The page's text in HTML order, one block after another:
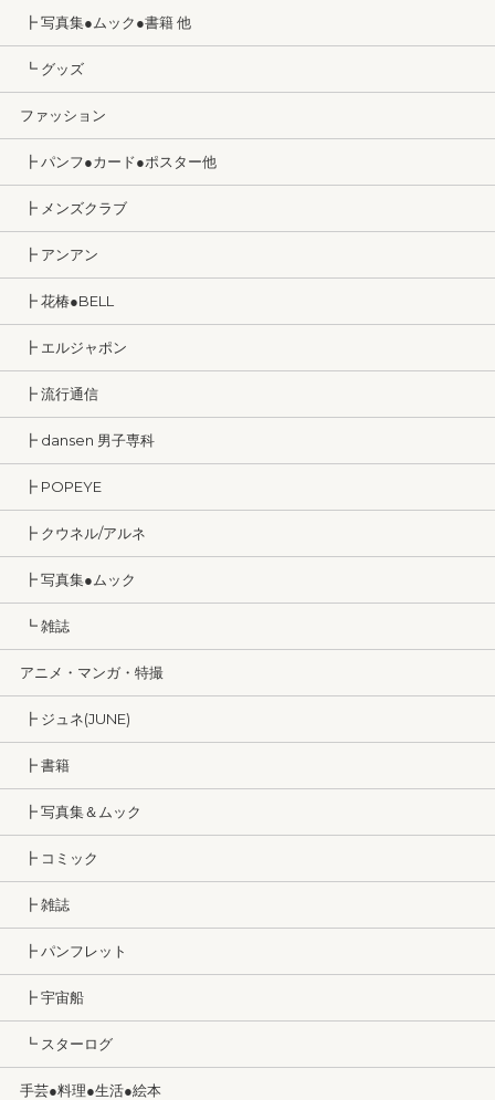
┣ 写真集●ムック●書籍 他
┗ グッズ
ファッション
┣ パンフ●カード●ポスター他
┣ メンズクラブ
┣ アンアン
┣ 花椿●BELL
┣ エルジャポン
┣ 流行通信
┣ dansen 男子専科
┣ POPEYE
┣ クウネル/アルネ
┣ 写真集●ムック
┗ 雑誌
アニメ・マンガ・特撮
┣ ジュネ(JUNE)
┣ 書籍
┣ 写真集＆ムック
┣ コミック
┣ 雑誌
┣ パンフレット
┣ 宇宙船
┗ スターログ
手芸●料理●生活●絵本